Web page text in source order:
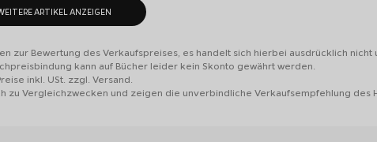
ARTIKEL ANZEIGEN
zur Bewertung des Verkaufspreises, es handelt sich hierbei ausdrücklich
kann auf Bücher leider kein Skonto gewährt werden.
inkl. USt. zzgl. Versand.
zu Vergleichzwecken und zeigen die unverbindliche Verkaufsempfehlung des